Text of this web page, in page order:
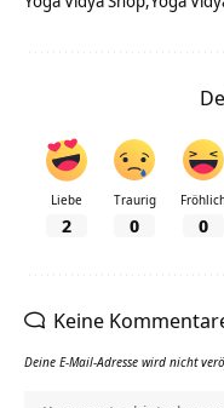
Liebe
2
Traurig
0 0
Keine
Deine E-Mail-Adresse wird nicht